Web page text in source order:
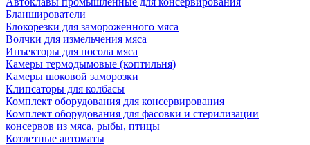
Бланширователи
Блокорезки для замороженного мяса
Волчки для измельчения мяса
Инъекторы для посола мяса
Камеры термодымовые (коптильня)
Камеры шоковой заморозки
Клипсаторы для колбасы
Комплект оборудования для консервирования
Комплект оборудования для фасовки и стерилизации
консервов из мяса, рыбы, птицы
Котлетные автоматы